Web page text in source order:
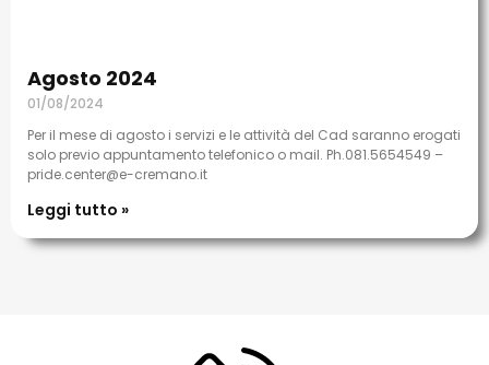
Agosto 2024
01/08/2024
Per il mese di agosto i servizi e le attività del Cad saranno erogati
solo previo appuntamento telefonico o mail. Ph.081.5654549 –
pride.center@e-cremano.it
Leggi tutto »